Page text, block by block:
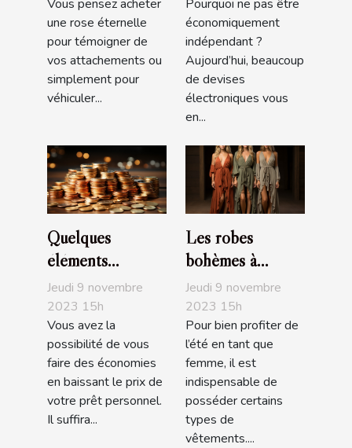
Vous pensez acheter
une rose éternelle
pour témoigner de
vos attachements ou
simplement pour
véhiculer...
d’achat ou de de
trading très
populaire
Pourquoi ne pas être
économiquement
indépendant ?
Aujourd’hui, beaucoup
de devises
électroniques vous
en...
Quelques
éléments
nécessaires pour
baisser le prix de
son prêt
personnel
Jeudi 9 novembre
2023 15h
Vous avez la
possibilité de vous
faire des économies
en baissant le prix de
votre prêt personnel.
Il suffira...
Les robes
bohèmes à
acheter
obligatoirement
pour l’été
Jeudi 9 novembre
2023 15h
Pour bien profiter de
l’été en tant que
femme, il est
indispensable de
posséder certains
types de
vêtements....